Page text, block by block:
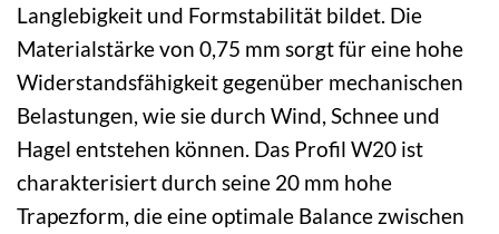
Langlebigkeit und Formstabilität bildet. Die
Materialstärke von 0,75 mm sorgt für eine hohe
Widerstandsfähigkeit gegenüber mechanischen
Belastungen, wie sie durch Wind, Schnee und
Hagel entstehen können. Das Profil W20 ist
charakterisiert durch seine 20 mm hohe
Trapezform, die eine optimale Balance zwischen